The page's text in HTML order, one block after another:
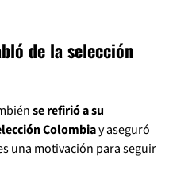
de la selección
se refirió a su
Colombiay aseguró
una motivación para seguir